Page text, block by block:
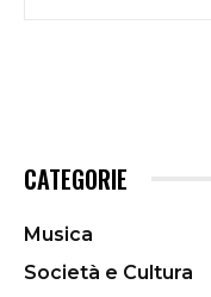
CATEGORIE
Musica
Società e Cultura